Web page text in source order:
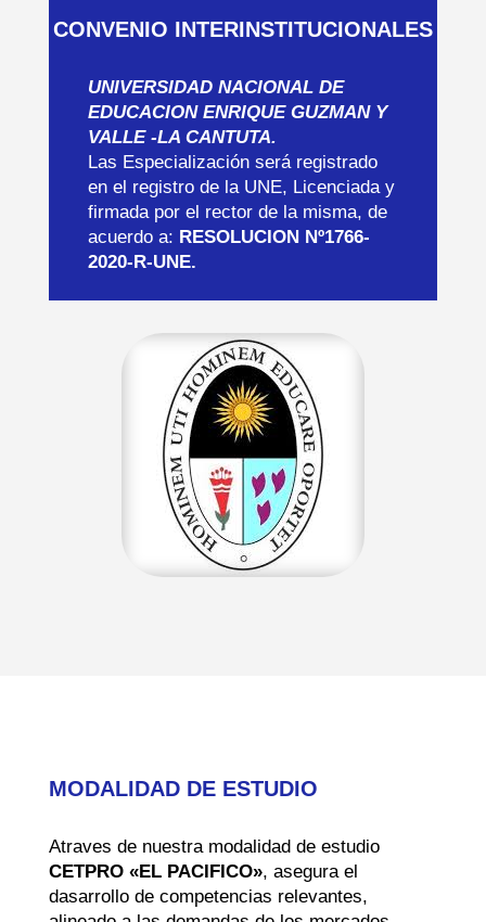
CONVENIO INTERINSTITUCIONALES
UNIVERSIDAD NACIONAL DE
EDUCACION ENRIQUE GUZMAN Y
VALLE -LA CANTUTA.
Las Especialización será registrado
en el registro de la UNE, Licenciada y
firmada por el rector de la misma, de
acuerdo a: RESOLUCION Nº1766-
2020-R-UNE.
MODALIDAD DE ESTUDIO
Atraves de nuestra modalidad de estudio
CETPRO «EL PACIFICO», asegura el
dasarrollo de competencias relevantes,